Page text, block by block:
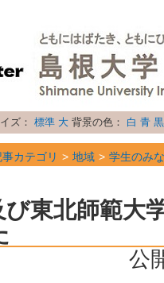
ズ： 標準 大 背景の色： 白 青 黒
カテゴリ 地域 学生のみ
事カテゴリ 地域 海外から
カテゴリ 地域 研究者の
東北師範大
公